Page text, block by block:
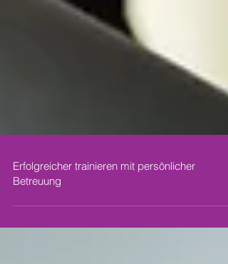
Erfolgreicher trainieren mit persönlicher
Betreuung